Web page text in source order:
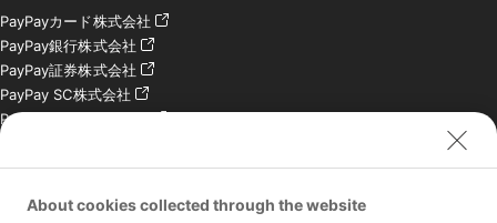
PayPayカード株式会社
PayPay銀行株式会社
PayPay証券株式会社
PayPay SC株式会社
PayPay India Pvt. Ltd.
会社
お問い合わせ
About cookies collected through the website